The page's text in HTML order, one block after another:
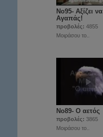
No95- Αξίζει να
Αγαπάς!
προβολές: 4855
Μοιράσου το..
No89- Ο αετός
προβολές: 3865
Μοιράσου το..